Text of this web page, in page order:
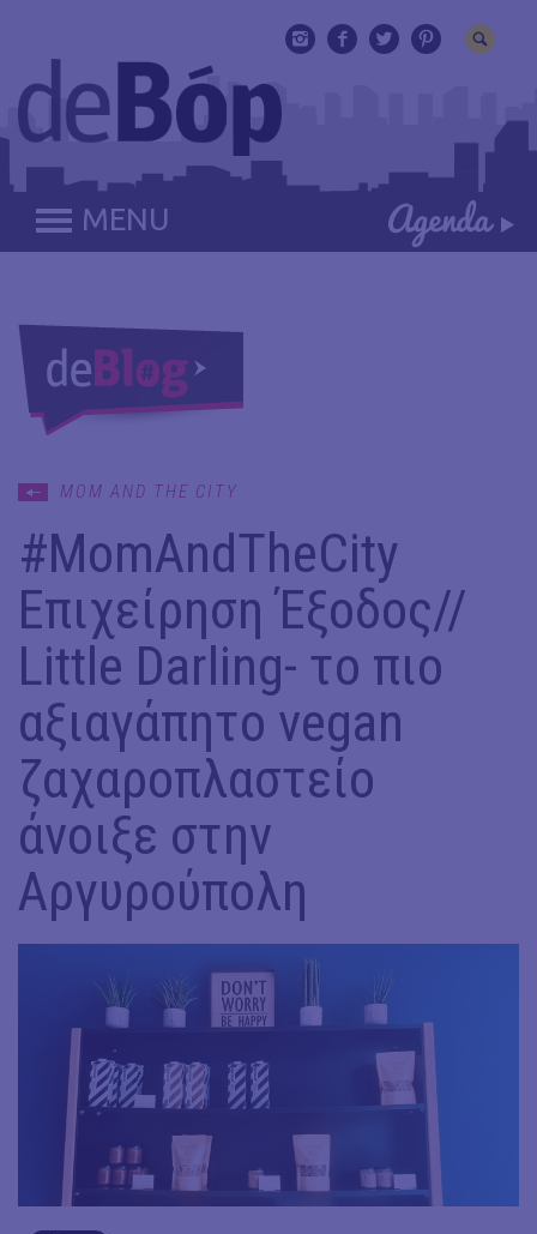
MENU
MOM AND THE CITY
#MomAndTheCity
Επιχείρηση Έξοδος//
Little Darling- το πιο
αξιαγάπητο vegan
ζαχαροπλαστείο
άνοιξε στην
Αργυρούπολη